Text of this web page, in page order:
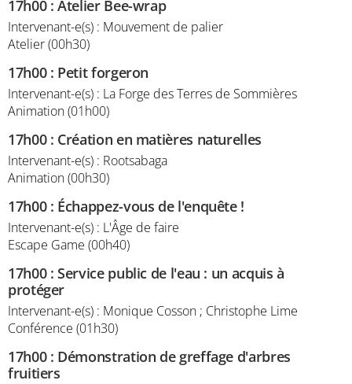
17h00:Atelier Bee-wrap
Intervenant-e(s) : Mouvement de palier
Atelier (00h30)
17h00: Petit forgeron
Intervenant-e(s) : La Forge des Terres de Sommières
Animation (01h00)
17h00: Création en matières naturelles
Intervenant-e(s) : Rootsabaga
Animation (00h30)
17h00: Échappez-vous de l'enquête !
Intervenant-e(s) : L'Âge de faire
Escape Game (00h40)
17h00:Service public de l'eau : un acquis à
protéger
Intervenant-e(s) : Monique Cosson ; Christophe Lime
Conférence (01h30)
17h00: Démonstration de greffage d'arbres
fruitiers